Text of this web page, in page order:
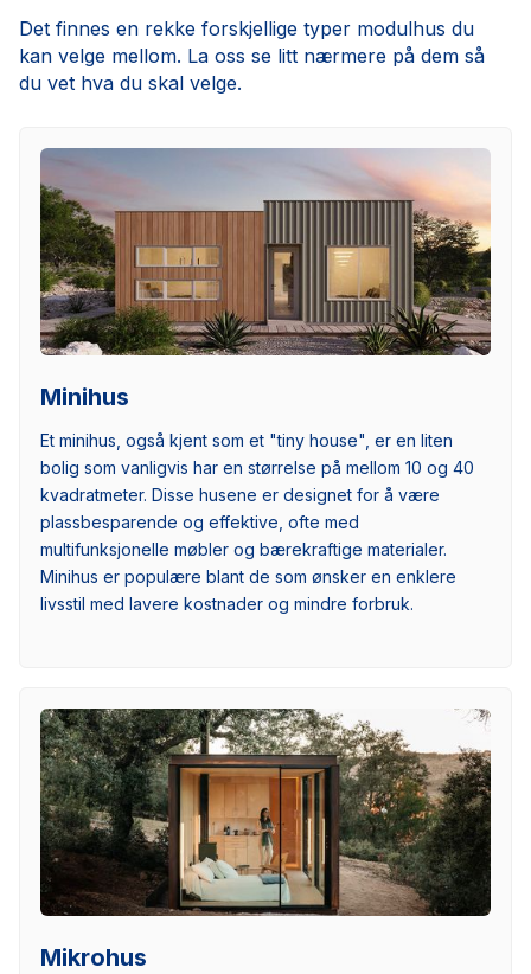
Det finnes en rekke forskjellige typer modulhus du
kan velge mellom. La oss se litt nærmere på dem så
du vet hva du skal velge.
Minihus
Et minihus, også kjent som et "tiny house", er en liten
bolig som vanligvis har en størrelse på mellom 10 og 40
kvadratmeter. Disse husene er designet for å være
plassbesparende og effektive, ofte med
multifunksjonelle møbler og bærekraftige materialer.
Minihus er populære blant de som ønsker en enklere
livsstil med lavere kostnader og mindre forbruk.
Mikrohus